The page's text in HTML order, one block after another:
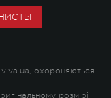
viva.ua, охороняються
розмірі